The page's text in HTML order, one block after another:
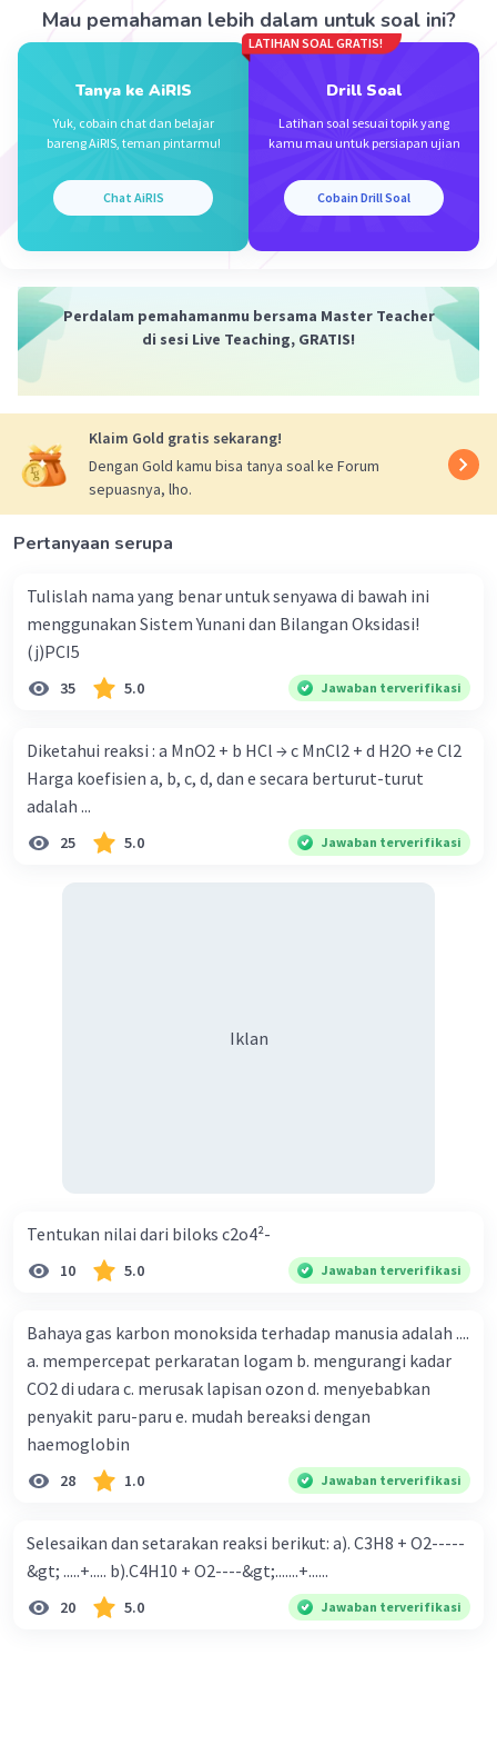
Iklan
Mau pemahaman lebih dalam untuk soal ini?
Tanya ke AiRIS
Yuk, cobain chat dan belajar
bareng AiRIS, teman pintarmu!
Chat AiRIS
LATIHAN SOAL GRATIS!
Drill Soal
Latihan soal sesuai topik yang
kamu mau untuk persiapan ujian
Cobain Drill Soal
Perdalam pemahamanmu bersama Master Teacher
di sesi Live Teaching, GRATIS!
Klaim Gold gratis sekarang!
Dengan Gold kamu bisa tanya soal ke Forum
sepuasnya, lho.
Pertanyaan serupa
Tulislah nama yang benar untuk senyawa di bawah ini
menggunakan Sistem Yunani dan Bilangan Oksidasi!
(j)PCI5
35 5.0 Jawaban terverifikasi
Diketahui reaksi : a MnO2 + b HCl → c MnCl2 + d H2O +e Cl2
Harga koefisien a, b, c, d, dan e secara berturut-turut
adalah ...
25 5.0 Jawaban terverifikasi
Iklan
Tentukan nilai dari biloks c2o4²-
10 5.0 Jawaban terverifikasi
Bahaya gas karbon monoksida terhadap manusia adalah ....
a. mempercepat perkaratan logam b. mengurangi kadar
CO2 di udara c. merusak lapisan ozon d. menyebabkan
penyakit paru-paru e. mudah bereaksi dengan
haemoglobin
28 1.0 Jawaban terverifikasi
Selesaikan dan setarakan reaksi berikut: a). C3H8 + O2-----
&gt; .....+..... b).C4H10 + O2----&gt;.......+......
20 5.0 Jawaban terverifikasi